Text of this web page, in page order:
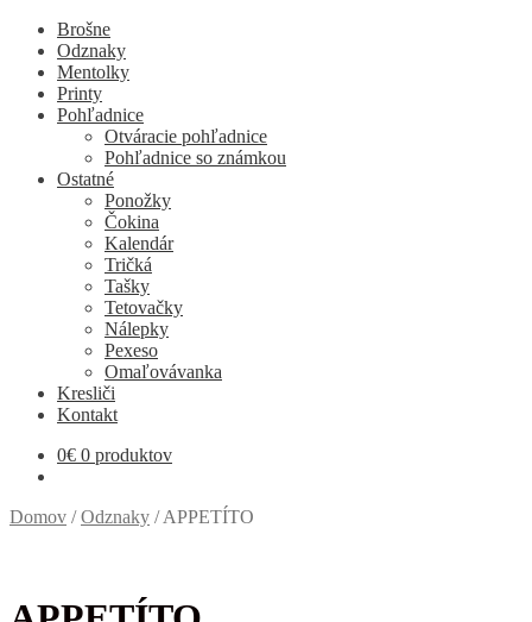
Brošne
Odznaky
Mentolky
Printy
Pohľadnice
Otváracie pohľadnice
Pohľadnice so známkou
Ostatné
Ponožky
Čokina
Kalendár
Tričká
Tašky
Tetovačky
Nálepky
Pexeso
Omaľovávanka
Kresliči
Kontakt
0€ 0 produktov
Domov /Odznaky /APPETÍTO